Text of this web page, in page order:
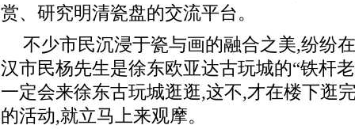
赏、研究明清瓷盘的交流平台。
不少市民沉浸于瓷与画的融合之美,纷纷
汉市民杨先生是徐东欧亚达古玩城的“铁杆
一定会来徐东古玩城逛逛,这不,才在楼下逛
的活动,就立马上来观摩。